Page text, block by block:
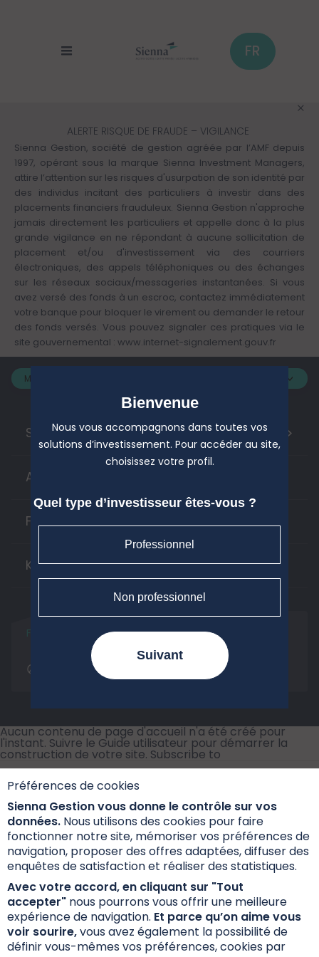
Préférences de cookies
Sienna Gestion vous donne le contrôle sur vos
données. Nous utilisons des cookies pour faire
fonctionner notre site, mémoriser vos préférences de
navigation, proposer des offres adaptées, diffuser des
enquêtes de satisfaction et réaliser des statistiques.
Avec votre accord, en cliquant sur "Tout
accepter" nous pourrons vous offrir une meilleure
expérience de navigation. Et parce qu’on aime vous
voir sourire,vous avez également la possibilité de
définir vous-mêmes vos préférences, cookies par
FR
ALERTE RISQUE DE FRAUDE – VIGILANCE
Sienna Gestion, société de gestion agréée par l’AMF depuis
1997, opérant sous la marque Sienna Investment Managers,
attire l’attention sur les risques d'usurpation de son identité par
des individus incitant des particuliers à investir dans des
placements financiers frauduleux. Sienna Gestion n'approche
jamais directement les particuliers et appelle donc à la plus
grande vigilance en ne répondant à aucune sollicitation de
placement et/ou d'investissement via des courriers
électroniques, des appels téléphoniques ou des échanges
sur les réseaux sociaux/messageries instantanées. Si vous
avez versé des fonds à un escroc, contactez immédiatement
votre banque pour bloquer le virement ou demander le retour
des fonds versés. Vous pouvez signaler ces pratiques via le
site gouvernemental : www.internet-signalement.gouv.fr
Mon profil :
Solutions d'investissement >
Actifs cotés
Finance responsable
Kiosque
Tout sur la loi Industrie Verte
Aucun contenu de page d'accueil n'a été créé pour
l'instant. Suivre le Guide utilisateur pour démarrer la
construction de votre site. Subscribe to
Informations réglementaires
Réclamations
Données personnelles et cookies
S’inscrire à la newsletter
Bienvenue
Nous vous accompagnons dans toutes vos
solutions d’investissement. Pour accéder au site,
choisissez votre profil.
Quel type d’investisseur êtes-vous ?
Professionnel
Non professionnel
Suivant